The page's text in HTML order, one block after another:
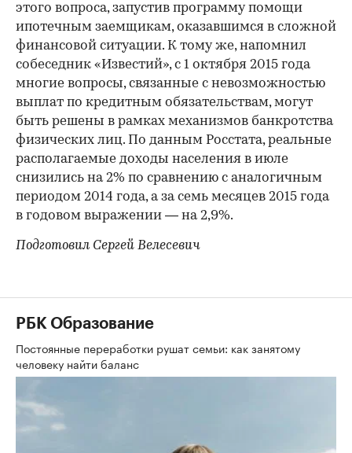
этого вопроса, запустив программу помощи
ипотечным заемщикам, оказавшимся в сложной
финансовой ситуации. К тому же, напомнил
собеседник «Известий», с 1 октября 2015 года
многие вопросы, связанные с невозможностью
выплат по кредитным обязательствам, могут
быть решены в рамках механизмов банкротства
физических лиц. По данным Росстата, реальные
располагаемые доходы населения в июле
снизились на 2% по сравнению с аналогичным
периодом 2014 года, а за семь месяцев 2015 года
в годовом выражении — на 2,9%.
Подготовил Сергей Велесевич
РБК Образование
Постоянные переработки рушат семьи: как занятому
человеку найти баланс